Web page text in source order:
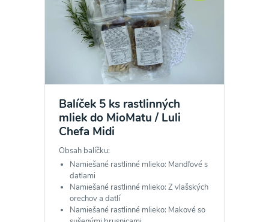
Balíček 5 ks rastlinných
mliek do MioMatu / Luli
Chefa Midi
Obsah balíčku:
Namiešané rastlinné mlieko: Mandľové s
datlami
Namiešané rastlinné mlieko: Z vlašských
orechov a datlí
Namiešané rastlinné mlieko: Makové so